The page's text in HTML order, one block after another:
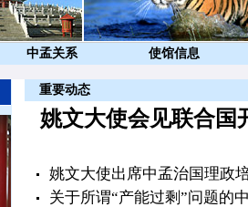
中孟关系 使馆信息
重要动态
姚文大使会见联合国
姚文大使出席中孟治国理政
关于所谓“产能过剩”问题的